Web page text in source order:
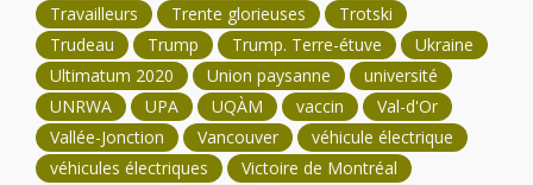
Travailleurs
Trente glorieuses
Trotski
Trudeau
Trump Trump. Terre-étuve
Ukraine
Ultimatum 2020
Union paysanne
université
UNRWA
UPA UQÀM vaccin
Val-d'Or
Vallée-Jonction
Vancouver
véhicule électrique
véhicules électriques
Victoire de Montréal